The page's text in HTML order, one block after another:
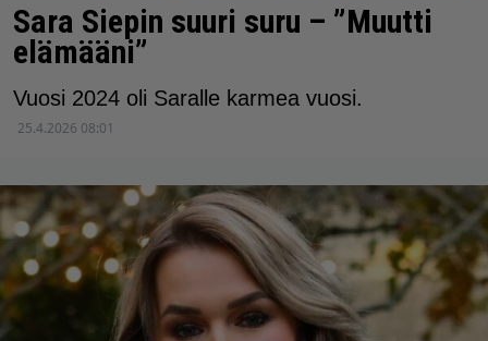
Sara Siepin suuri suru – ”Muutti
elämääni”
Vuosi 2024 oli Saralle karmea vuosi.
25.4.2026 08:01